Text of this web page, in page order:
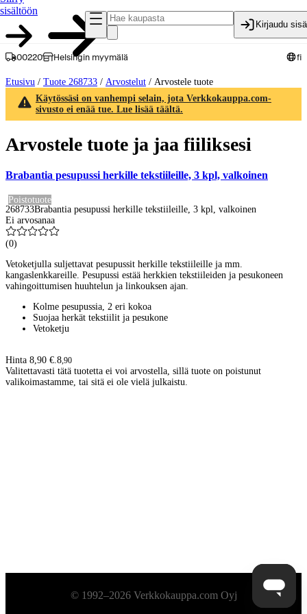
sisältöön
Kirjaudu
00220 Helsingin myymälä fi
Etusivu / Tuote 268733 / Arvostelut / Arvostele tuote
Käytössäsi on vanhempi selain, jota Verkkokauppa.com-
sivusto ei enää tue. Lue lisää täältä.
Arvostele tuote ja jaa fiiliksesi
Brabantia pesupussi herkille tekstiileille, 3 kpl, valkoinen
Poistotuote
268733Brabantia pesupussi herkille tekstiileille, 3 kpl, valkoinen
Ei arvosanaa
(0)
Vetoketjulla suljettavat pesupussit herkille tekstiileille ja mm.
kangaslenkkareille. Pesupussi estää herkkien tekstiileiden ja pesukoneen
vahingoittumisen huuhtelun ja linkouksen ajan.
Kolme pesupussia, 2 eri kokoa
Suojaa herkät tekstiilit ja pesukone
Vetoketju
Hinta 8,90 €. 8,90
Valitettavasti tätä tuotetta ei voi arvostella, sillä tuote on poistunut
valikoimastamme, tai sitä ei ole vielä julkaistu.
Alatunniste© 1992–2026 Verkkokauppa.com Oyj